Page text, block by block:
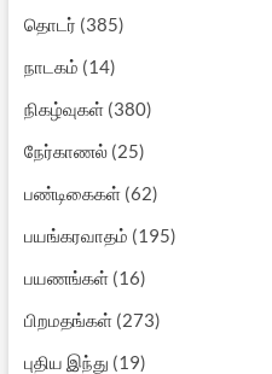
தொடர் (385)
நாடகம் (14)
நிகழ்வுகள்(380)
நேர்காணல்(25)
பண்டிகைகள்(62)
பயங்கரவாதம் (195)
பயணங்கள்(16)
பிறமதங்கள்(273)
புதிய இந்து (19)